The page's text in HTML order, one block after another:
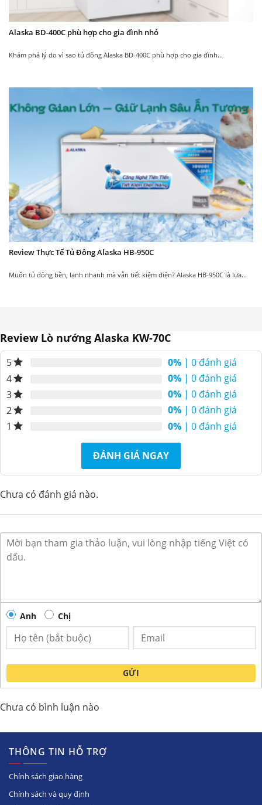
Alaska BD-400C phù hợp cho gia đình nhỏ
Khám phá lý do vì sao tủ đông Alaska BD-400C phù hợp cho gia đình...
Review Thực Tế Tủ Đông Alaska HB-950C
Muốn tủ đông bền, lạnh nhanh mà vẫn tiết kiệm điện? Alaska HB-950C là lựa...
Review Lò nướng Alaska KW-70C
5 0% | 0 đánh giá
4
0% | 0 đánh giá
3
0% | 0 đánh giá
2
0% | 0 đánh giá
1
0% | 0 đánh giá
ĐÁNH GIÁ NGAY
Chưa có đánh giá nào.
Anh Chị
GỬI
Chưa có bình luận nào
THÔNG TIN HỖ TRỢ
Chính sách giao hàng
Chính sách và quy định